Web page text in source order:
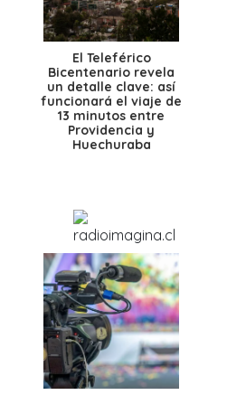
El Teleférico
Bicentenario revela
un detalle clave: así
funcionará el viaje de
13 minutos entre
Providencia y
Huechuraba